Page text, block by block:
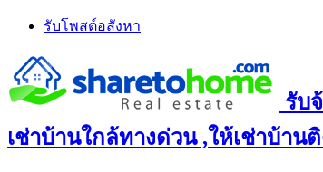
Skip
content
รับโพสต์อสังหา
รับ
เช่าบ้านใกล้ทางด่วน ,ให้เช่าบ้า